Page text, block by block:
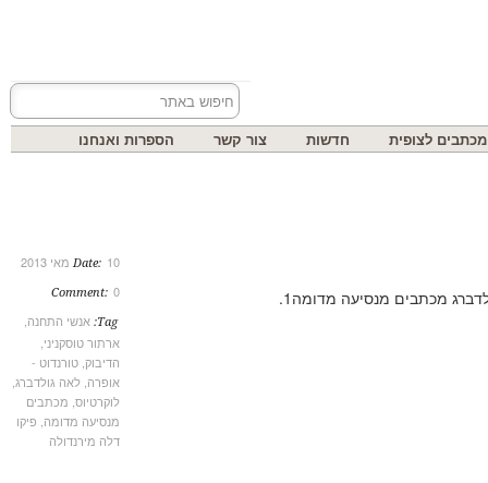
לצופית חדשות צור קשר הספרות ואנחנו
Date:
Comment:
אנשי התחנה,
ארתור טוסקניני,
הדיבוק,טורנדוט -
אופרה,לאה גולדברג,
לוקרטיוס,מכתבים
מנסיעה מדומה,פיקו
דלה מירנדולה